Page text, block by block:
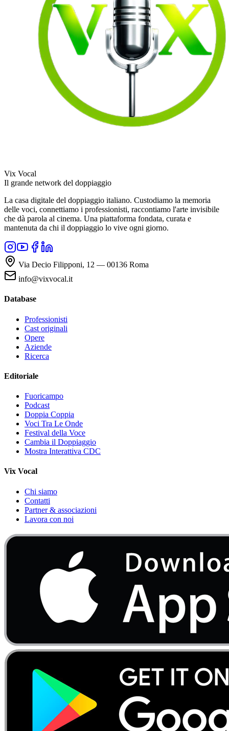
Vix Vocal
Il grande network del doppiaggio
La casa digitale del doppiaggio italiano. Custodiamo la memoria
delle voci, connettiamo i professionisti, raccontiamo l'arte invisibile
che dà parola al cinema. Una piattaforma fondata, curata e
mantenuta da chi il doppiaggio lo vive ogni giorno.
Via Decio Filipponi, 12 — 00136 Roma
info@vixvocal.it
Database
Professionisti
Cast originali
Opere
Aziende
Ricerca
Editoriale
Fuoricampo
Podcast
Doppia Coppia
Voci Tra Le Onde
Festival della Voce
Cambia il Doppiaggio
Mostra Interattiva CDC
Vix Vocal
Chi siamo
Contatti
Partner & associazioni
Lavora con noi